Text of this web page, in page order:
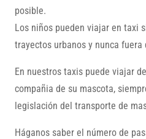
posible.
Los niños pueden viajar en taxi
trayectos urbanos y nunca fuera
En nuestros taxis puede viajar
compañia de su mascota,
legislación del transporte de
Háganos saber el número de